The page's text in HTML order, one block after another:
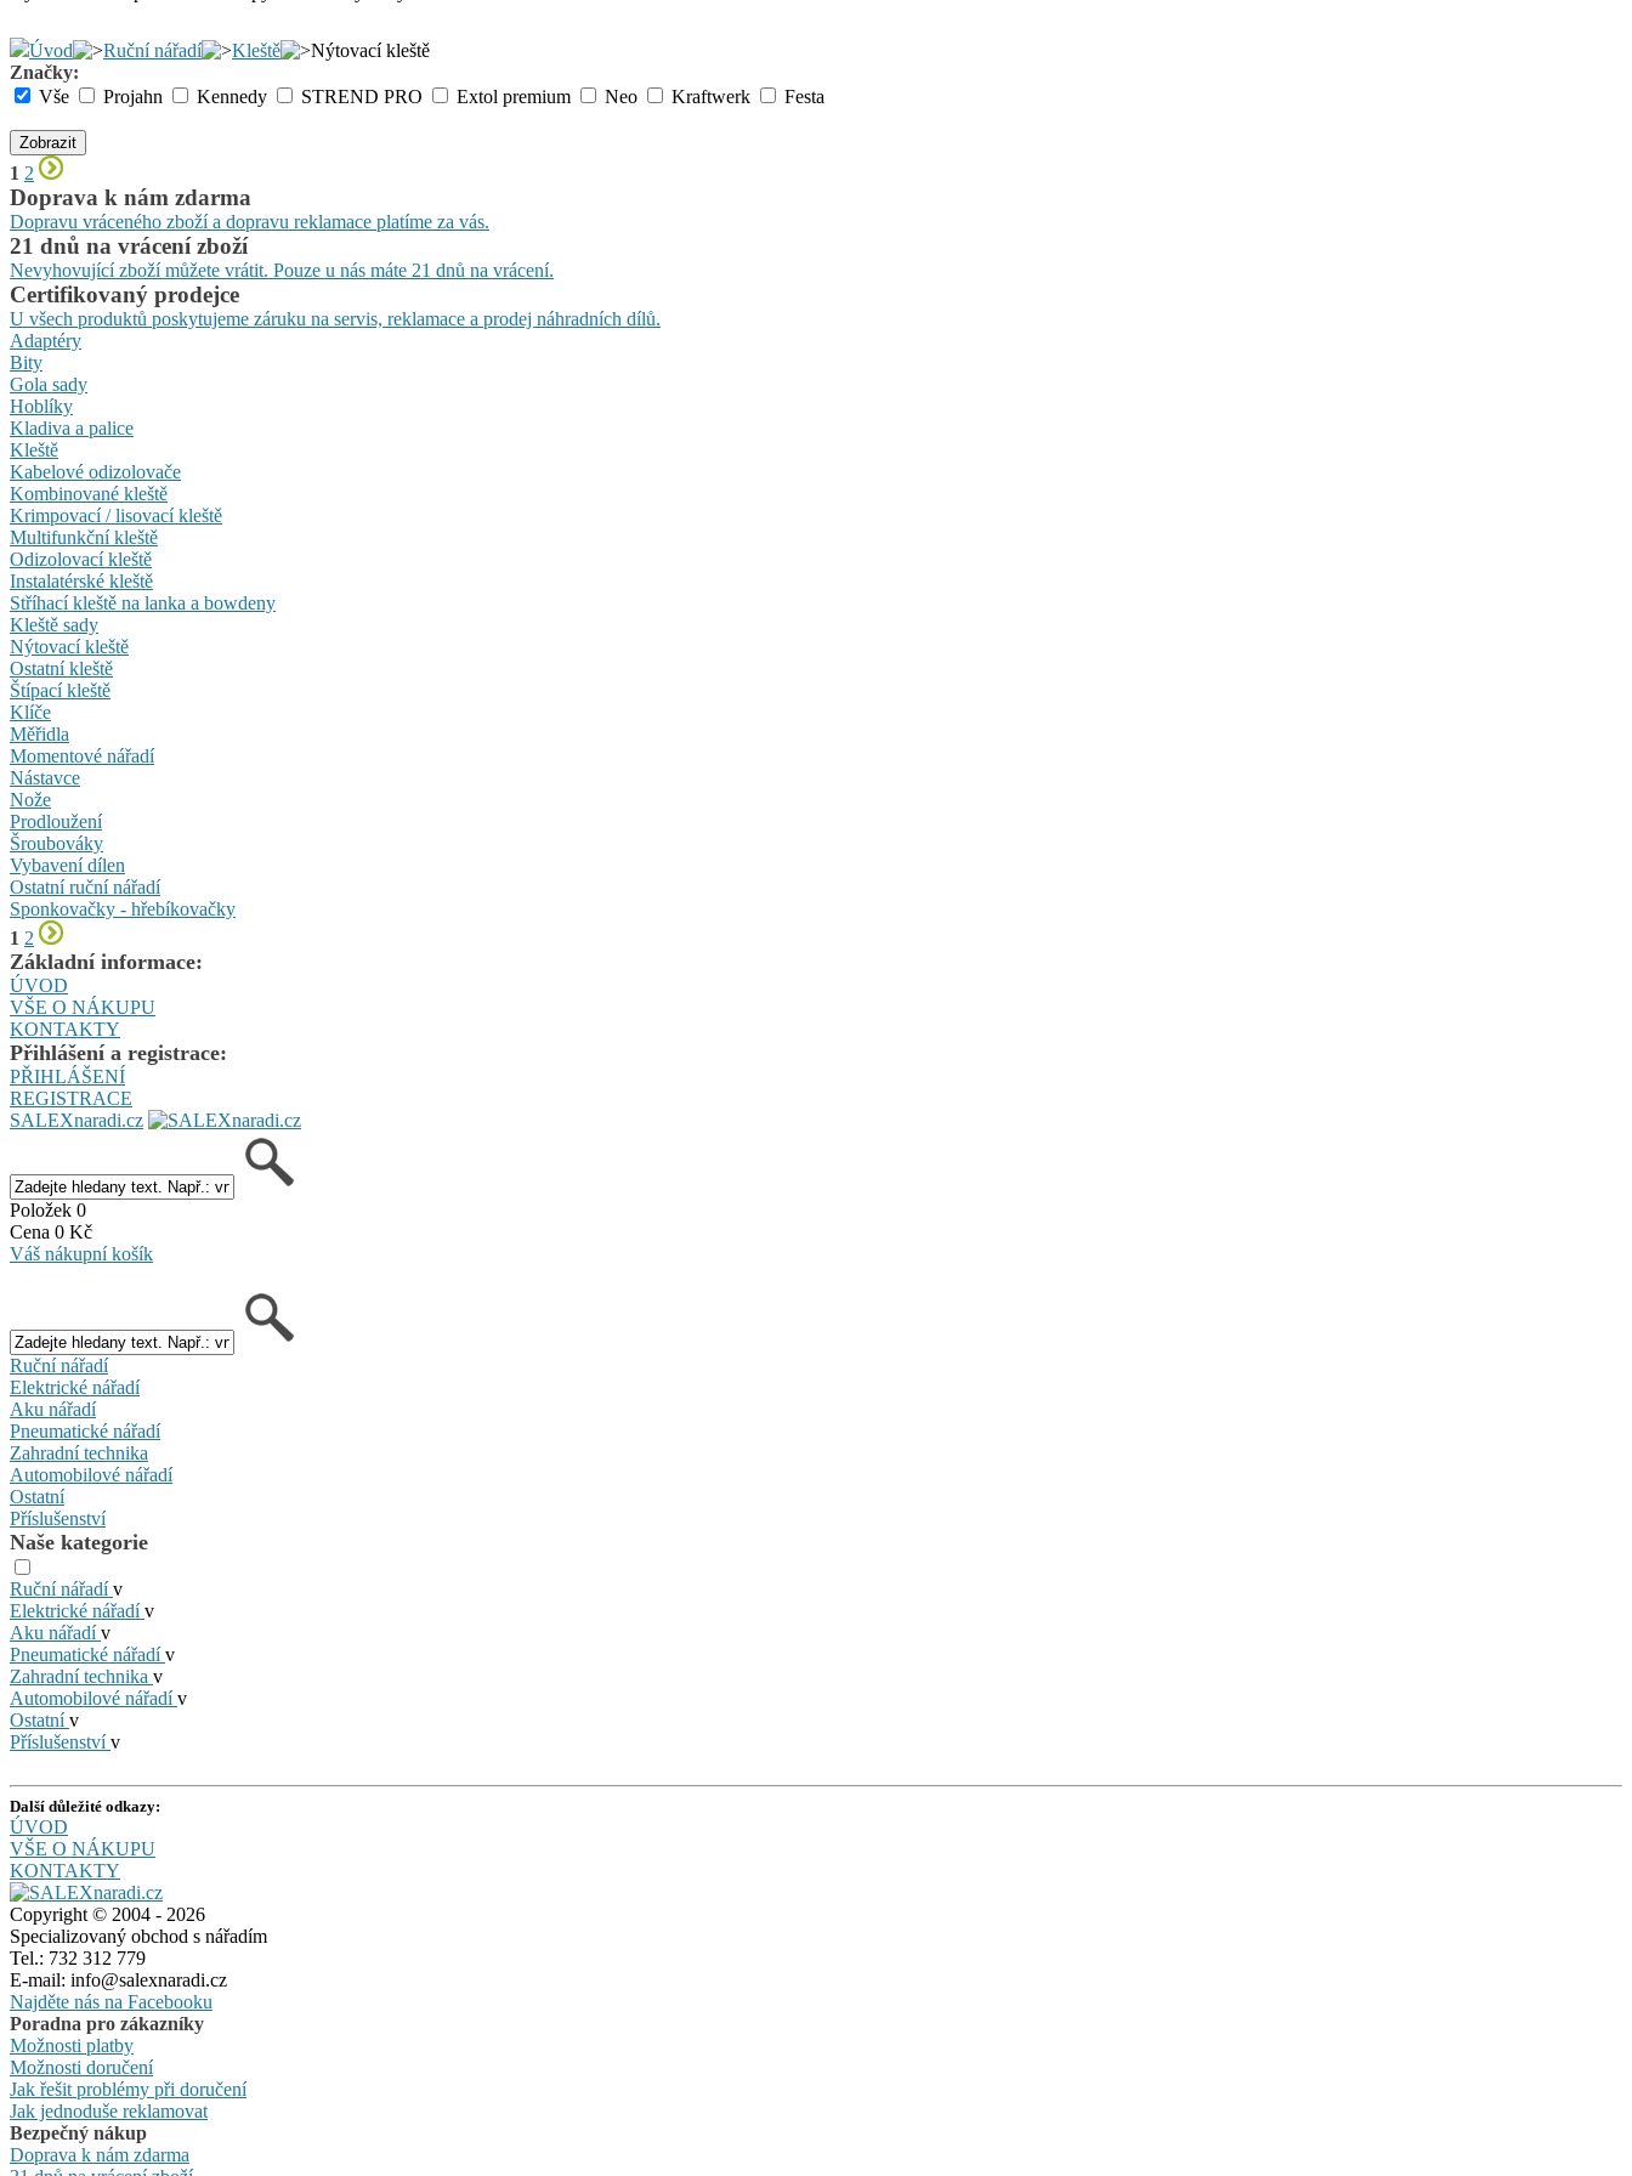
Úvod Ruční nářadí Kleště
Nýtovací kleště
Značky:
Vše
Projahn Kennedy STREND PRO Extol premium Neo Kraftwerk Festa
Zobrazit
1 2
Doprava k nám zdarma
Dopravu vráceného zboží a dopravu reklamace platíme za vás.
21 dnů na vrácení zboží
Nevyhovující zboží můžete vrátit. Pouze u nás máte 21 dnů na vrácení.
Certifikovaný prodejce
U všech produktů poskytujeme záruku na servis, reklamace a prodej náhradních dílů.
Adaptéry
Bity
Gola sady
Hoblíky
Kladiva a palice
Kleště
Kabelové odizolovače
Kombinované kleště
Krimpovací / lisovací kleště
Multifunkční kleště
Odizolovací kleště
Instalatérské kleště
Stříhací kleště na lanka a bowdeny
Kleště sady
Nýtovací kleště
Ostatní kleště
Štípací kleště
Klíče
Měřidla
Momentové nářadí
Nástavce
Nože
Prodloužení
Šroubováky
Vybavení dílen
Ostatní ruční nářadí
Sponkovačky - hřebíkovačky
1 2
Základní informace:
ÚVOD
VŠE O NÁKUPU
KONTAKTY
Přihlášení a registrace:
PŘIHLÁŠENÍ
REGISTRACE
SALEXnaradi.cz
Položek 0
Cena 0 Kč
Váš nákupní košík
Ruční nářadí
Elektrické nářadí
Aku nářadí
Pneumatické nářadí
Zahradní technika
Automobilové nářadí
Ostatní
Příslušenství
Naše kategorie
Ruční nářadív
Elektrické nářadív
Aku nářadív
Pneumatické nářadív
Zahradní technika v
Automobilové nářadív
Ostatnív
Příslušenstvív
Další důležité odkazy:
ÚVOD
VŠE O NÁKUPU
KONTAKTY
Copyright © 2004 - 2026
Specializovaný obchod s nářadím
Tel.: 732 312 779
E-mail: info@salexnaradi.cz
Najděte nás na Facebooku
Poradna pro zákazníky
Možnosti platby
Možnosti doručení
Jak řešit problémy při doručení
Jak jednoduše reklamovat
Bezpečný nákup
Doprava k nám zdarma